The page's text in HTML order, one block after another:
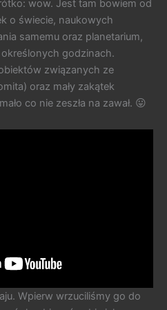
wow. Jest tam bowiem od
o świecie, naukowych
samemu oraz planetarium,
godzinach.
związanych ze
oraz mały zakątek
co nie zeszła na zawał. 😛
Wpierw wrzuciliśmy go do